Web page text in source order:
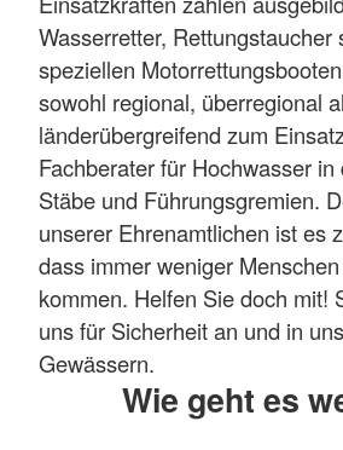
Wasserretter, Rettungstaucher
speziellen
sowohl regional, überregional
länderübergreifend zum
Fachberater für Hochwasser in
Stäbe und Führungsgremien.
unserer Ehrenamtlichen ist es
dass immer weniger
kommen. Helfen Sie doch mit!
uns für Sicherheit an und in
Gewässern.
Wie geht es